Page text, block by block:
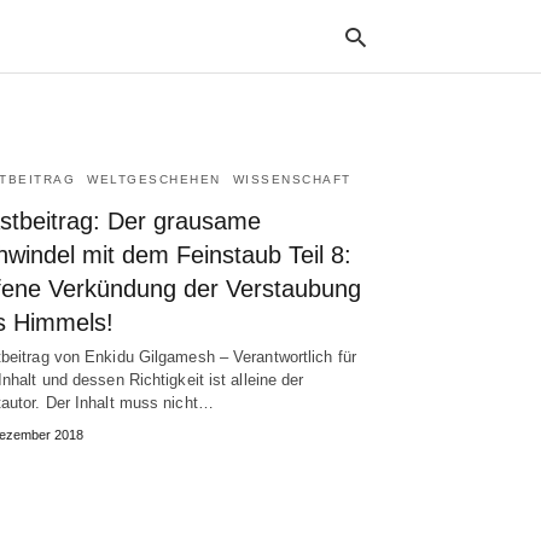
WELTGESCHEHEN WISSENSCHAFT
Der grausame
mit dem Feinstaub Teil 8:
Verkündung der Verstaubung
Himmels!
von Enkidu Gilgamesh – Verantwortlich für
und dessen Richtigkeit ist alleine der
Der Inhalt muss nicht…
2018